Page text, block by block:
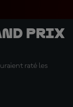
Prix
raté les